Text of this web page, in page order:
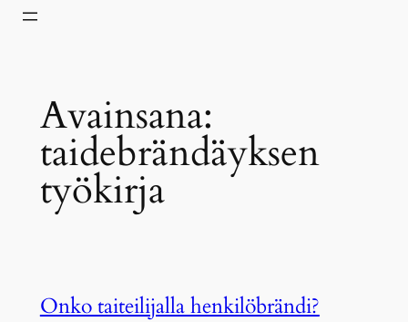
Avainsana:
taidebrändäyksen
työkirja
Onko taiteilijalla henkilöbrändi?